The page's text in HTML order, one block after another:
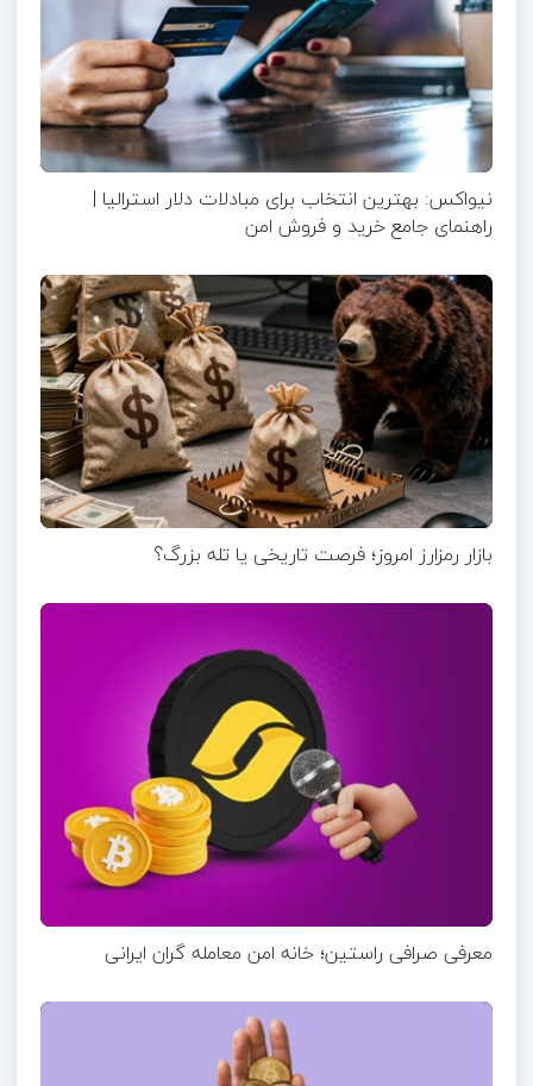
نیواکس: بهترین انتخاب برای مبادلات دلار استرالیا |
راهنمای جامع خرید و فروش امن
بازار رمزارز امروز؛ فرصت تاریخی یا تله بزرگ؟
معرفی صرافی راستین؛ خانه امن معامله گران ایرانی